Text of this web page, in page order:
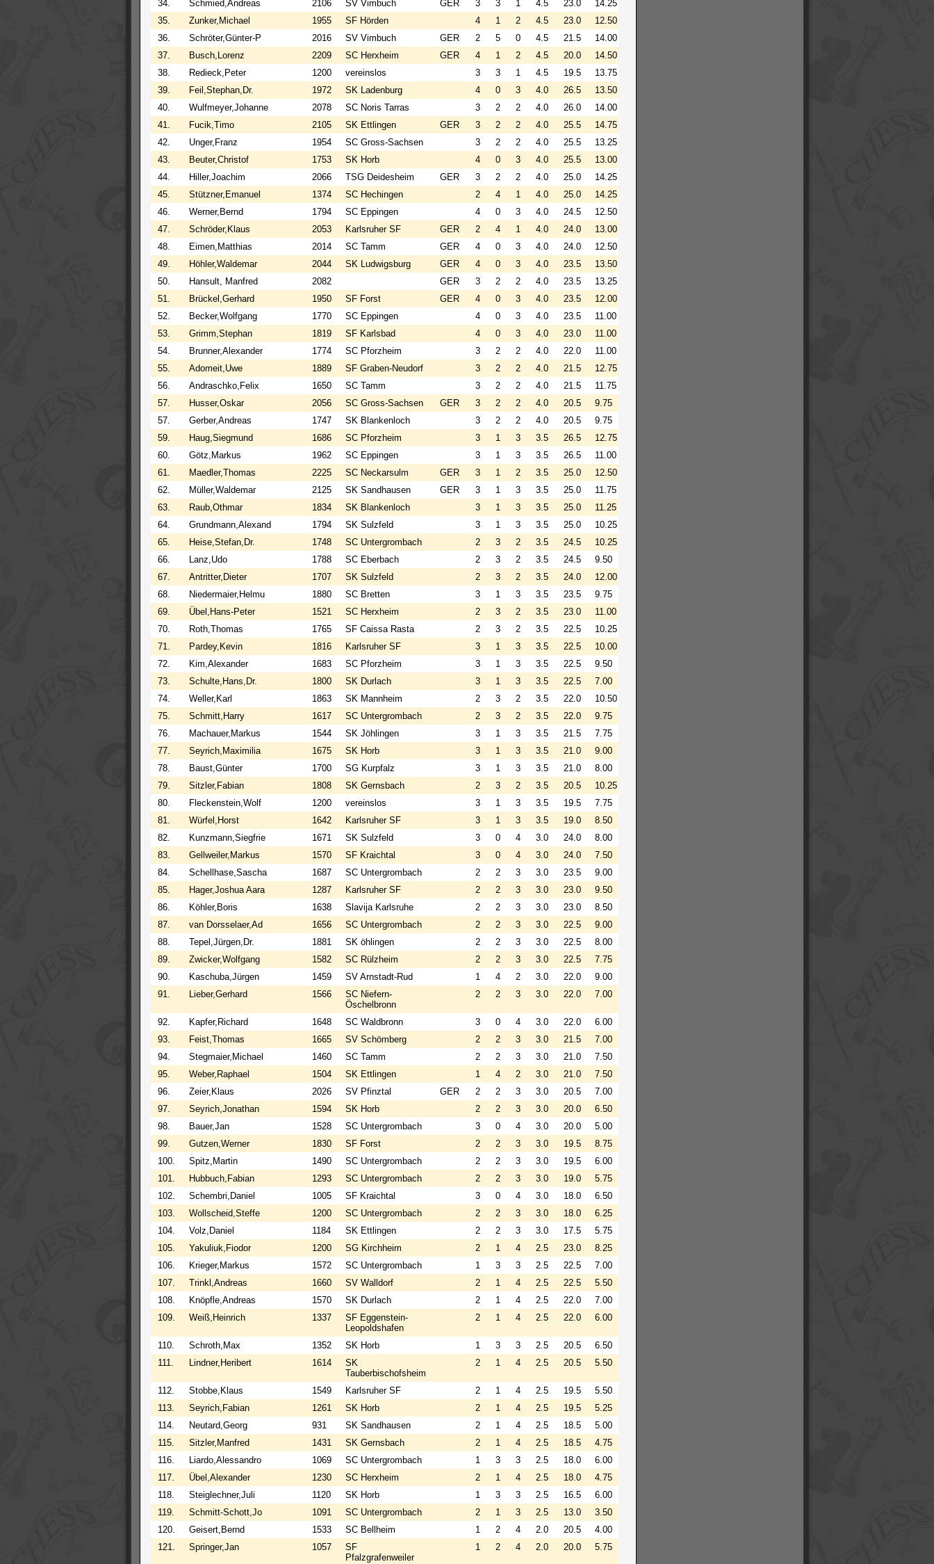
34.
Schmied,Andreas 2106 SV Vimbuch GER 3 3 1 4.5 23.0
14.25
35.
Zunker,Michael 1955 SF Hörden 4 1 2 4.5 23.0
12.50
36.
Schröter,Günter-P 2016 SV Vimbuch GER 2 5 0 4.5 21.5
14.00
37.
Busch,Lorenz 2209 SC Herxheim GER 4 1 2 4.5 20.0
14.50
38.
Redieck,Peter 1200 vereinslos 3 3 1 4.5 19.5
13.75
39.
Feil,Stephan,Dr. 1972 SK Ladenburg 4 0 3 4.0 26.5
13.50
40.
Wulfmeyer,Johanne 2078 SC Noris Tarras 3 2 2 4.0 26.0
14.00
41.
Fucik,Timo 2105 SK Ettlingen GER 3 2 2 4.0 25.5
14.75
42.
Unger,Franz 1954 SC Gross-Sachsen 3 2 2 4.0 25.5
13.25
43.
Beuter,Christof 1753 SK Horb 4 0 3 4.0 25.5
13.00
44.
Hiller,Joachim 2066 TSG Deidesheim GER 3 2 2 4.0 25.0
14.25
45.
Stützner,Emanuel 1374 SC Hechingen 2 4 1 4.0 25.0
14.25
46.
Werner,Bernd 1794 SC Eppingen 4 0 3 4.0 24.5
12.50
47.
Schröder,Klaus 2053 Karlsruher SF GER 2 4 1 4.0 24.0
13.00
48.
Eimen,Matthias 2014 SC Tamm GER 4 0 3 4.0 24.0
12.50
49.
Höhler,Waldemar 2044 SK Ludwigsburg GER 4 0 3 4.0 23.5
13.50
50.
Hansult, Manfred 2082 GER 3 2 2 4.0 23.5
13.25
51.
Brückel,Gerhard 1950 SF Forst GER 4 0 3 4.0 23.5
12.00
52.
Becker,Wolfgang 1770 SC Eppingen 4 0 3 4.0 23.5
11.00
53.
Grimm,Stephan 1819 SF Karlsbad 4 0 3 4.0 23.0
11.00
54.
Brunner,Alexander 1774 SC Pforzheim 3 2 2 4.0 22.0
11.00
55.
Adomeit,Uwe 1889 SF Graben-Neudorf 3 2 2 4.0 21.5
12.75
56.
Andraschko,Felix 1650 SC Tamm 3 2 2 4.0 21.5
11.75
57.
Husser,Oskar 2056 SC Gross-Sachsen GER 3 2 2 4.0 20.5
9.75
57.
Gerber,Andreas 1747 SK Blankenloch 3 2 2 4.0 20.5
9.75
59.
Haug,Siegmund 1686 SC Pforzheim 3 1 3 3.5 26.5
12.75
60.
Götz,Markus 1962 SC Eppingen 3 1 3 3.5 26.5
11.00
61.
Maedler,Thomas 2225 SC Neckarsulm GER 3 1 2 3.5 25.0
12.50
62.
Müller,Waldemar 2125 SK Sandhausen GER 3 1 3 3.5 25.0
11.75
63.
Raub,Othmar 1834 SK Blankenloch 3 1 3 3.5 25.0
11.25
64.
Grundmann,Alexand 1794 SK Sulzfeld 3 1 3 3.5 25.0
10.25
65.
Heise,Stefan,Dr. 1748 SC Untergrombach 2 3 2 3.5 24.5
10.25
66.
Lanz,Udo 1788 SC Eberbach 2 3 2 3.5 24.5
9.50
67.
Antritter,Dieter 1707 SK Sulzfeld 2 3 2 3.5 24.0
12.00
68.
Niedermaier,Helmu 1880 SC Bretten 3 1 3 3.5 23.5
9.75
69.
Übel,Hans-Peter 1521 SC Herxheim 2 3 2 3.5 23.0
11.00
70.
Roth,Thomas 1765 SF Caissa Rasta 2 3 2 3.5 22.5
10.25
71.
Pardey,Kevin 1816 Karlsruher SF 3 1 3 3.5 22.5
10.00
72.
Kim,Alexander 1683 SC Pforzheim 3 1 3 3.5 22.5
9.50
73.
Schulte,Hans,Dr. 1800 SK Durlach 3 1 3 3.5 22.5
7.00
74.
Weller,Karl 1863 SK Mannheim 2 3 2 3.5 22.0
10.50
75.
Schmitt,Harry 1617 SC Untergrombach 2 3 2 3.5 22.0
9.75
76.
Machauer,Markus 1544 SK Jöhlingen 3 1 3 3.5 21.5
7.75
77.
Seyrich,Maximilia 1675 SK Horb 3 1 3 3.5 21.0
9.00
78.
Baust,Günter 1700 SG Kurpfalz 3 1 3 3.5 21.0
8.00
79.
Sitzler,Fabian 1808 SK Gernsbach 2 3 2 3.5 20.5
10.25
80.
Fleckenstein,Wolf 1200 vereinslos 3 1 3 3.5 19.5
7.75
81.
Würfel,Horst 1642 Karlsruher SF 3 1 3 3.5 19.0
8.50
82.
Kunzmann,Siegfrie 1671 SK Sulzfeld 3 0 4 3.0 24.0
8.00
83.
Gellweiler,Markus 1570 SF Kraichtal 3 0 4 3.0 24.0
7.50
84.
Schellhase,Sascha 1687 SC Untergrombach 2 2 3 3.0 23.5
9.00
85.
Hager,Joshua Aara 1287 Karlsruher SF 2 2 3 3.0 23.0
9.50
86.
Köhler,Boris 1638 Slavija Karlsruhe 2 2 3 3.0 23.0
8.50
87.
van Dorsselaer,Ad 1656 SC Untergrombach 2 2 3 3.0 22.5
9.00
88.
Tepel,Jürgen,Dr. 1881 SK öhlingen 2 2 3 3.0 22.5
8.00
89.
Zwicker,Wolfgang 1582 SC Rülzheim 2 2 3 3.0 22.5
7.75
90.
Kaschuba,Jürgen 1459 SV Arnstadt-Rud 1 4 2 3.0 22.0
9.00
91.
Lieber,Gerhard 1566
SC Niefern-
Öschelbronn
2 2 3 3.0 22.0 7.00
92. Kapfer,Richard 1648 SC Waldbronn 3 0 4 3.0 22.0
6.00
93.
Feist,Thomas 1665 SV Schömberg 2 2 3 3.0 21.5
7.00
94.
Stegmaier,Michael 1460 SC Tamm 2 2 3 3.0 21.0
7.50
95.
Weber,Raphael 1504 SK Ettlingen 1 4 2 3.0 21.0
7.50
96.
Zeier,Klaus 2026 SV Pfinztal GER 2 2 3 3.0 20.5
7.00
97.
Seyrich,Jonathan 1594 SK Horb 2 2 3 3.0 20.0
6.50
98.
Bauer,Jan 1528 SC Untergrombach 3 0 4 3.0 20.0
5.00
99.
Gutzen,Werner 1830 SF Forst 2 2 3 3.0 19.5
8.75
100.
Spitz,Martin 1490 SC Untergrombach 2 2 3 3.0 19.5
6.00
101.
Hubbuch,Fabian 1293 SC Untergrombach 2 2 3 3.0 19.0
5.75
102.
Schembri,Daniel 1005 SF Kraichtal 3 0 4 3.0 18.0
6.50
103.
Wollscheid,Steffe 1200 SC Untergrombach 2 2 3 3.0 18.0
6.25
104.
Volz,Daniel 1184 SK Ettlingen 2 2 3 3.0 17.5
5.75
105.
Yakuliuk,Fiodor 1200 SG Kirchheim 2 1 4 2.5 23.0
8.25
106.
Krieger,Markus 1572 SC Untergrombach 1 3 3 2.5 22.5
7.00
107.
Trinkl,Andreas 1660 SV Walldorf 2 1 4 2.5 22.5
5.50
108.
Knöpfle,Andreas 1570 SK Durlach 2 1 4 2.5 22.0
7.00
109.
Weiß,Heinrich 1337
SF Eggenstein-
Leopoldshafen
2 1 4 2.5 22.0 6.00
110. Schroth,Max 1352 SK Horb 1 3 3 2.5 20.5
6.50
111.
Lindner,Heribert 1614
SK
Tauberbischofsheim
2 1 4 2.5 20.5 5.50
112. Stobbe,Klaus 1549 Karlsruher SF 2 1 4 2.5 19.5
5.50
113.
Seyrich,Fabian 1261 SK Horb 2 1 4 2.5 19.5
5.25
114.
Neutard,Georg 931 SK Sandhausen 2 1 4 2.5 18.5
5.00
115.
Sitzler,Manfred 1431 SK Gernsbach 2 1 4 2.5 18.5
4.75
116.
Liardo,Alessandro 1069 SC Untergrombach 1 3 3 2.5 18.0
6.00
117.
Übel,Alexander 1230 SC Herxheim 2 1 4 2.5 18.0
4.75
118.
Steiglechner,Juli 1120 SK Horb 1 3 3 2.5 16.5
6.00
119.
Schmitt-Schott,Jo 1091 SC Untergrombach 2 1 3 2.5 13.0
3.50
120.
Geisert,Bernd 1533 SC Bellheim 1 2 4 2.0 20.5
4.00
121.
Springer,Jan 1057
SF
Pfalzgrafenweiler
1 2 4 2.0 20.0 5.75